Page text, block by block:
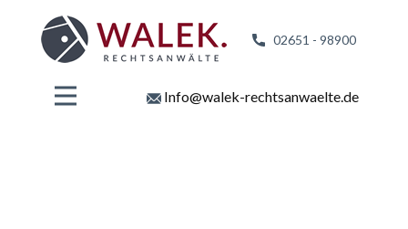
02651 - 98900
Info@walek-rechtsanwaelte.de